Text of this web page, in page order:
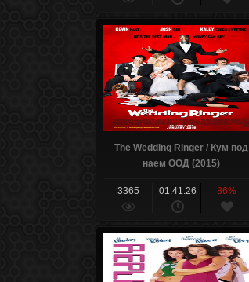
The Wedding Ringer / Кум под
наем ООД (2015)
3365 01:41:26 86%